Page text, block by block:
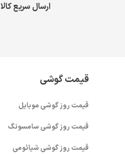
ارسال سریع کالا
قیمت گوشی
قیمت روز گوشی موبایل
قیمت روز گوشی سامسونگ
قیمت روز گوشی شیائومی